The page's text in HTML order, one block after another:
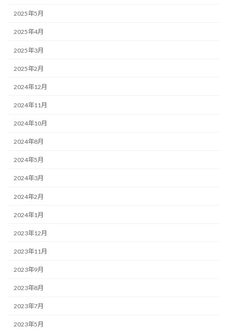
2025年5月
2025年4月
2025年3月
2025年2月
2024年12月
2024年11月
2024年10月
2024年8月
2024年5月
2024年3月
2024年2月
2024年1月
2023年12月
2023年11月
2023年9月
2023年8月
2023年7月
2023年5月